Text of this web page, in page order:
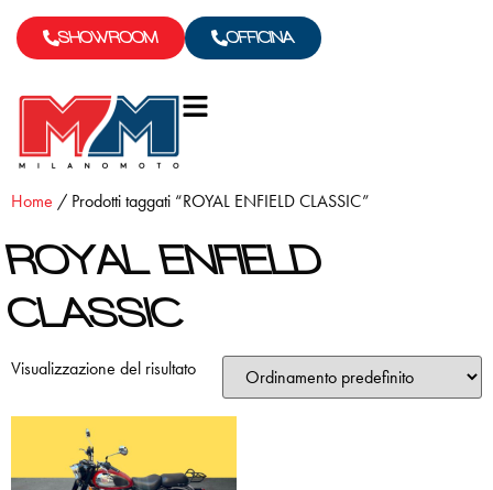
SHOWROOM OFFICINA
Home / Prodotti taggati “ROYAL ENFIELD CLASSIC”
ROYAL ENFIELD
CLASSIC
Visualizzazione del risultato